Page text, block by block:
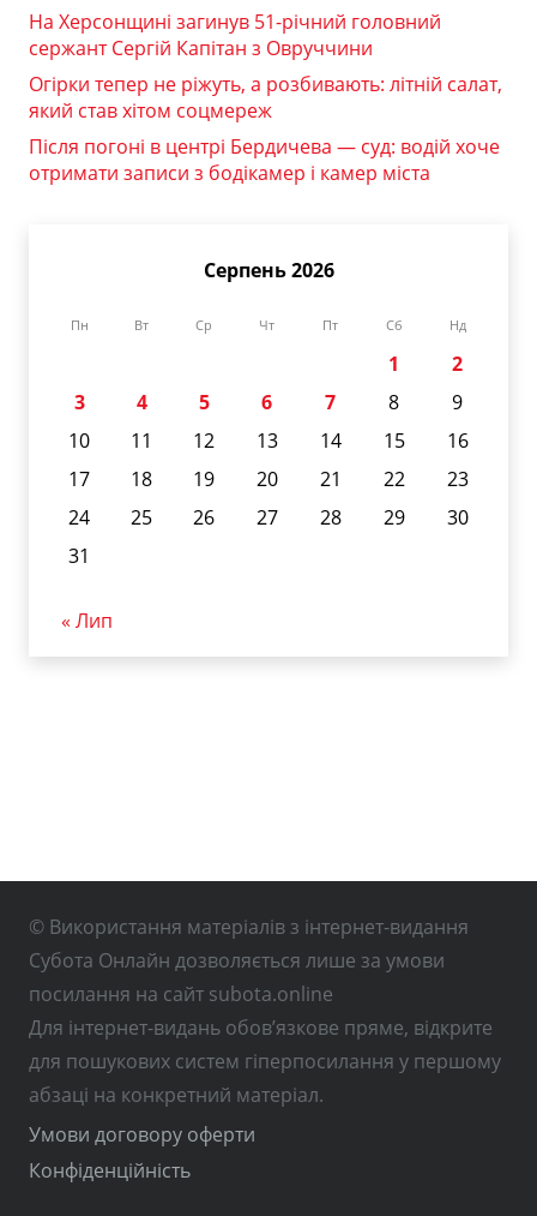
На Херсонщині загинув 51-річний головний
сержант Сергій Капітан з Овруччини
Огірки тепер не ріжуть, а розбивають: літній салат,
який став хітом соцмереж
Після погоні в центрі Бердичева — суд: водій хоче
отримати записи з бодікамер і камер міста
Серпень 2026
Пн Вт Ср Чт Пт Сб Нд
1
2
3
4 5 6 7 8
9
10
11 12 13 14 15
16
17
18 19 20 21 22
23
24
25 26 27 28 29
30
31
« Лип
© Використання матеріалів з інтернет-видання
Субота Онлайн дозволяється лише за умови
посилання на сайт subota.online
Для інтернет-видань обов’язкове пряме, відкрите
для пошукових систем гіперпосилання у першому
абзаці на конкретний матеріал.
Умови договору оферти
Конфіденційність